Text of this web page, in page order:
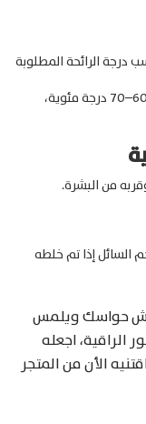
حسب درجة الرائحة المطلوبة
عند وصول حرارة الشمع من 60–70 درجة مئوية،
حجم السائل إذا تم خلطه
حواسك ويلمس
الراقية، اجعله
الأن من المتجر